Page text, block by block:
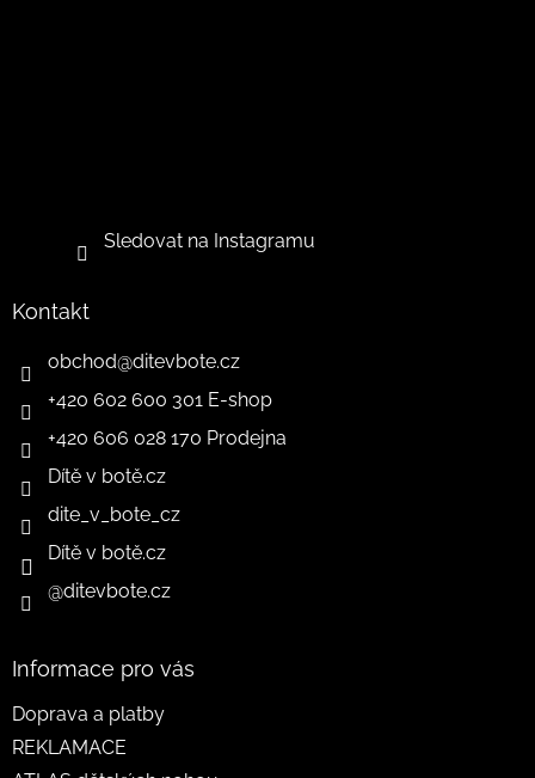
Sledovat na Instagramu
Kontakt
obchod@ditevbote.cz
+420 602 600 301 E-shop
+420 606 028 170 Prodejna
Dítě v botě.cz
dite_v_bote_cz
Dítě v botě.cz
@ditevbote.cz
Informace pro vás
Doprava a platby
REKLAMACE